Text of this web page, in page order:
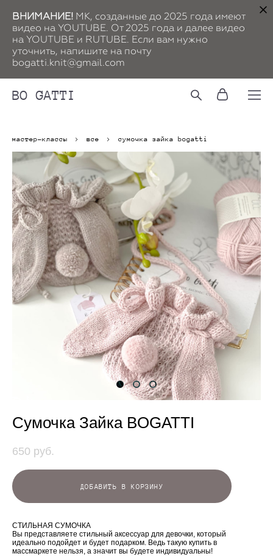
ВНИМАНИЕ! МК, созданные до 2025 года имеют
видео на YOUTUBE. От 2025 года и далее видео
на YOUTUBE и RUTUBE. Если вам нужно
уточнить, напишите на почту
bogatti.knit@gmail.com
BO GATTI
мастер-классы > все > сумочка зайка bogatti
Сумочка Зайка BOGATTI
650 pуб.
ДОБАВИТЬ В КОРЗИНУ
СТИЛЬНАЯ СУМОЧКА
Вы представляете стильный аксессуар для девочки, который
идеально подойдет и будет подарком. Ведь такую ​​купить в
массмаркете нельзя, а значит вы будете индивидуальны!